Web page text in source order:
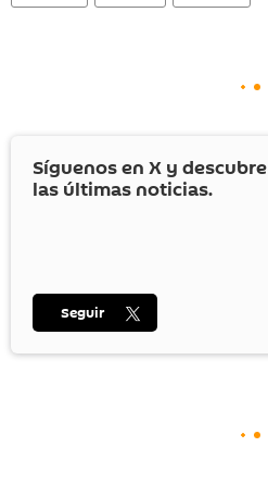
Síguenos en X y descubre
las últimas noticias.
Seguir